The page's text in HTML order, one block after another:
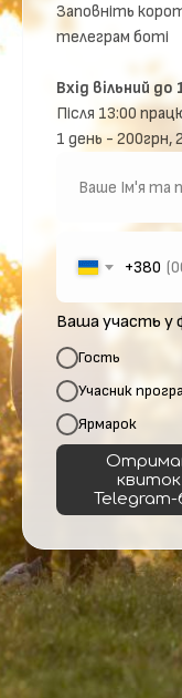
Заповніть
телеграм боті
Вхід вільний до
Після 13:00
1 день - 200грн,
+380
Ваша участь у
Гость
Учасник
Ярмарок
квиток
Telegram-